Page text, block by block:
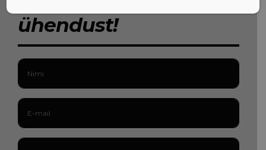
ühendust!